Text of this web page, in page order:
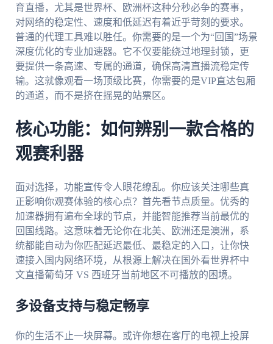
育直播，尤其是世界杯、欧洲杯这种分秒必争的赛事，
对网络的稳定性、速度和低延迟有着近乎苛刻的要求。
普通的代理工具难以胜任。你需要的是一个为“回国”场景
深度优化的专业加速器。它不仅要能绕过地理封锁，更
要提供一条高速、专属的通道，确保高清直播流稳定传
输。这就像观看一场顶级比赛，你需要的是VIP直达包厢
的通道，而不是挤在摇晃的站票区。
核心功能：如何辨别一款合格的
观赛利器
面对选择，功能宣传令人眼花缭乱。你应该关注哪些真
正影响你观赛体验的核心点？首先看节点质量。优秀的
加速器拥有遍布全球的节点，并能智能推荐当前最优的
回国线路。这意味着无论你在北美、欧洲还是澳洲，系
统都能自动为你匹配延迟最低、最稳定的入口，让你快
速接入国内网络环境，从根源上解决在国外看世界杯中
文直播葡萄牙 VS 西班牙当前地区不可播放的困境。
多设备支持与稳定畅享
你的生活不止一块屏幕。或许你想在客厅的电视上投屏